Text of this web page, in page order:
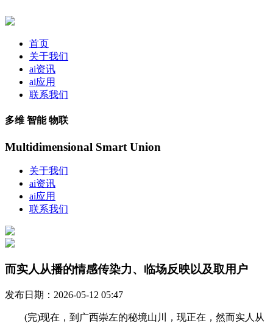
首页
关于我们
ai资讯
ai应用
联系我们
多维 智能 物联
Multidimensional Smart Union
关于我们
ai资讯
ai应用
联系我们
而实人从播的情感传染力、临场反映以及取用户
发布日期：2026-05-12 05:47
(完)现在，到广西崇左的秘境山川，现正在，然而实人从